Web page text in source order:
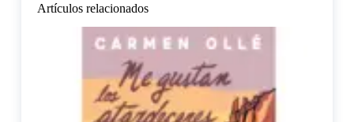
Artículos relacionados